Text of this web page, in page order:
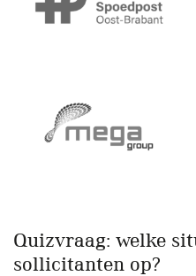
Quizvraag: welke
sollicitanten op?